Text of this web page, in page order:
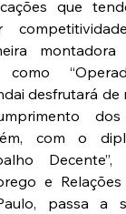
que
desfrutará de
dos
com o
e
passa a